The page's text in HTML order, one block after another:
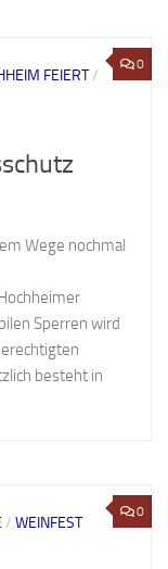
0
FEIERT/
Wege nochmal
Sperren wird
besteht in
0
/ WEINFEST